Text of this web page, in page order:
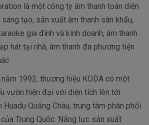
là một công ty âm thanh toàn diện
tạo, sản xuất âm thanh sân khấu,
gia đình và kinh doanh, âm thanh
hát tại nhà, âm thanh đa phương tiện
1992, thương hiệu KODA có một
vườn hiện đại với diện tích lên tới
Quảng Châu, trung tâm phân phối
Trung Quốc. Năng lực sản xuất